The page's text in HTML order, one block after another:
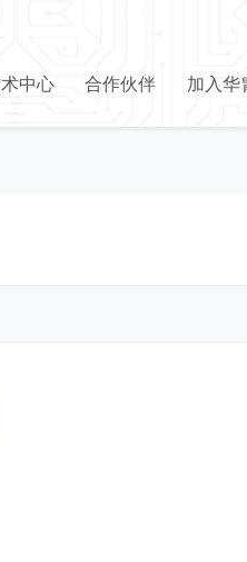
中心 合作伙伴 加入华